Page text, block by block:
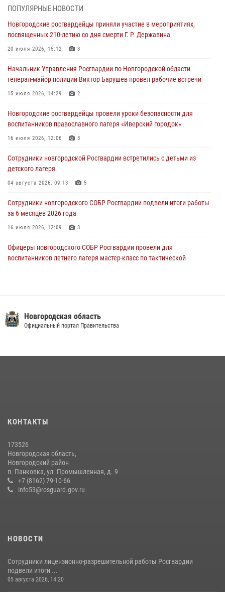
детского лагеря
04 августа 2026, 09:13 5
Новгородские росгвардейцы за неделю осуществили 203 выезда на
04 августа 2026, 09:12 1
Радиоэфир программы "Новости дня" на радио "Радио53" от 30
центре подготовки личного состава Росгвардии.
30 июля 2026, 16:00 1
разрешительной работы Росгвардии провели телефонную «горячую
линию»
30 июля 2026, 14:36 1
Новгородские росгвардейцы рассказали о службе детям из летнего
лагеря «Волынь»
30 июля 2026, 08:40 5
ПОПУЛЯРНЫЕ НОВОСТИ
Новгородские росгвардейцы приняли участие в мероприятиях,
посвященных 210-летию со дня смерти Г. Р. Державина
20 июля 2026, 15:12 3
Начальник Управления Росгвардии по Новгородской области
генерал-майор полиции Виктор Барушев провел рабочие встречи
15 июля 2026, 14:29 2
Новгородские росгвардейцы провели уроки безопасности для
воспитанников православного лагеря «Иверский городок»
16 июля 2026, 12:06 3
Сотрудники новгородской Росгвардии встретились с детьми из
детского лагеря
04 августа 2026, 09:13 5
Сотрудники новгородского СОБР Росгвардии подвели итоги работы
за 6 месяцев 2026 года
16 июля 2026, 12:09 3
Офицеры новгородского СОБР Росгвардии провели для
воспитанников летнего лагеря мастер-класс по тактической
подвел итоги служебной деятельности сотрудников
вневедомственной охраны за первое полугодие 2026 года
Новгородские росгвардейцы приняли участие в чемпионате по
лагеря «Волынь»
Новгородские росгвардейцы за неделю осуществили 226 выездов
на охраняемые объекты по сигналу «тревога»
20 июля 2026, 15:14
Новгородская область
Официальный портал Правительства
КОНТАКТЫ
173526
Новгородская область,
Новгородский район
п. Панковка, ул. Промышленная, д. 9
+7 (8162) 79-10-66
info53@rosguard.gov.ru
НОВОСТИ
Сотрудники лицензионно-разрешительной работы Росгвардии
подвели итоги ...
05 августа 2026, 14:20